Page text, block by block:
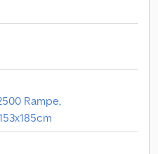
Rampe,